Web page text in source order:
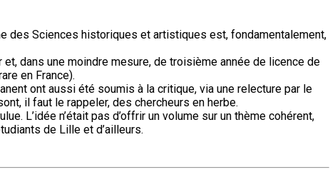
des Sciences historiques et artistiques est, fondamentalement,
dans une moindre mesure, de troisième année de licence de
en France).
ont aussi été soumis à la critique, via une relecture par le
il faut le rappeler, des chercheurs en herbe.
L’idée n’était pas d’offrir un volume sur un thème cohérent,
de Lille et d’ailleurs.